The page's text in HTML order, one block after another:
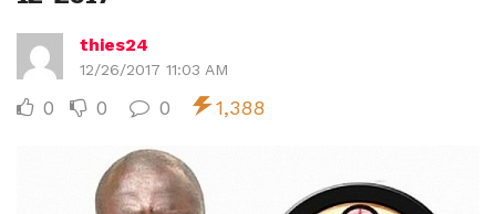
thies24
12/26/2017 11:03 AM
0 0 0 1,388